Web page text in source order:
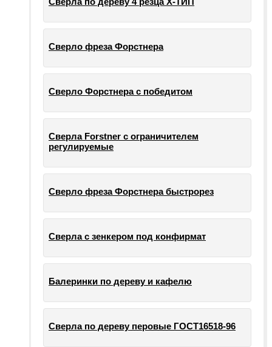
Сверло фреза Форстнера
Сверло Форстнера с победитом
Сверла Forstner с ограничителем
регулируемые
Сверло фреза Форстнера быстрорез
Сверла с зенкером под конфирмат
Балеринки по дереву и кафелю
Сверла по дереву перовые ГОСТ16518-96